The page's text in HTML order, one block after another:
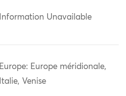
Information Unavailable
Europe: Europe méridionale,
Italie, Venise